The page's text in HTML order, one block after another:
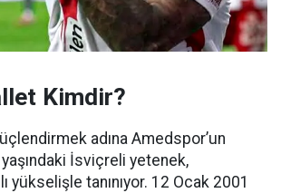
Kimdir?
adına Amedspor’un
yaşındaki İsviçreli yetenek,
yükselişle tanınıyor. 12 Ocak 2001